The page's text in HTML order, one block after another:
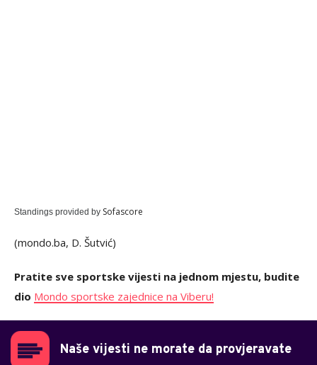
Standings provided by Sofascore
(mondo.ba, D. Šutvić)
Pratite sve sportske vijesti na jednom mjestu, budite
dio Mondo sportske zajednice na Viberu!
Naše vijesti ne morate da provjeravate